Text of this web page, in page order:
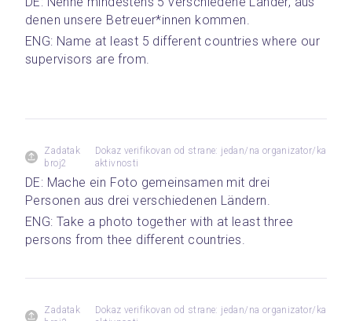
denen unsere Betreuer*innen kommen.
ENG: Name at least 5 different countries where our
supervisors are from.
Zadatak
broj2
Dokaz verifikovan od strane: jedan/na organizator/ka
aktivnosti
DE: Mache ein Foto gemeinsamen mit drei
Personen aus drei verschiedenen Ländern.
ENG: Take a photo together with at least three
persons from thee different countries.
Zadatak
Dokaz verifikovan od strane: jedan/na organizator/ka